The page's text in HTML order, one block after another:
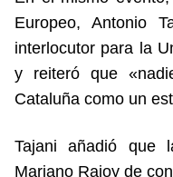
Europeo, Antonio
interlocutor para la
y reiteró que
Cataluña como un
Tajani añadió que
Mariano Rajoy de